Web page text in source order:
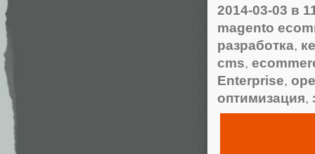
2014-03-03 в
magento
разработка,
cms,
Enterprise,
оптимизация,